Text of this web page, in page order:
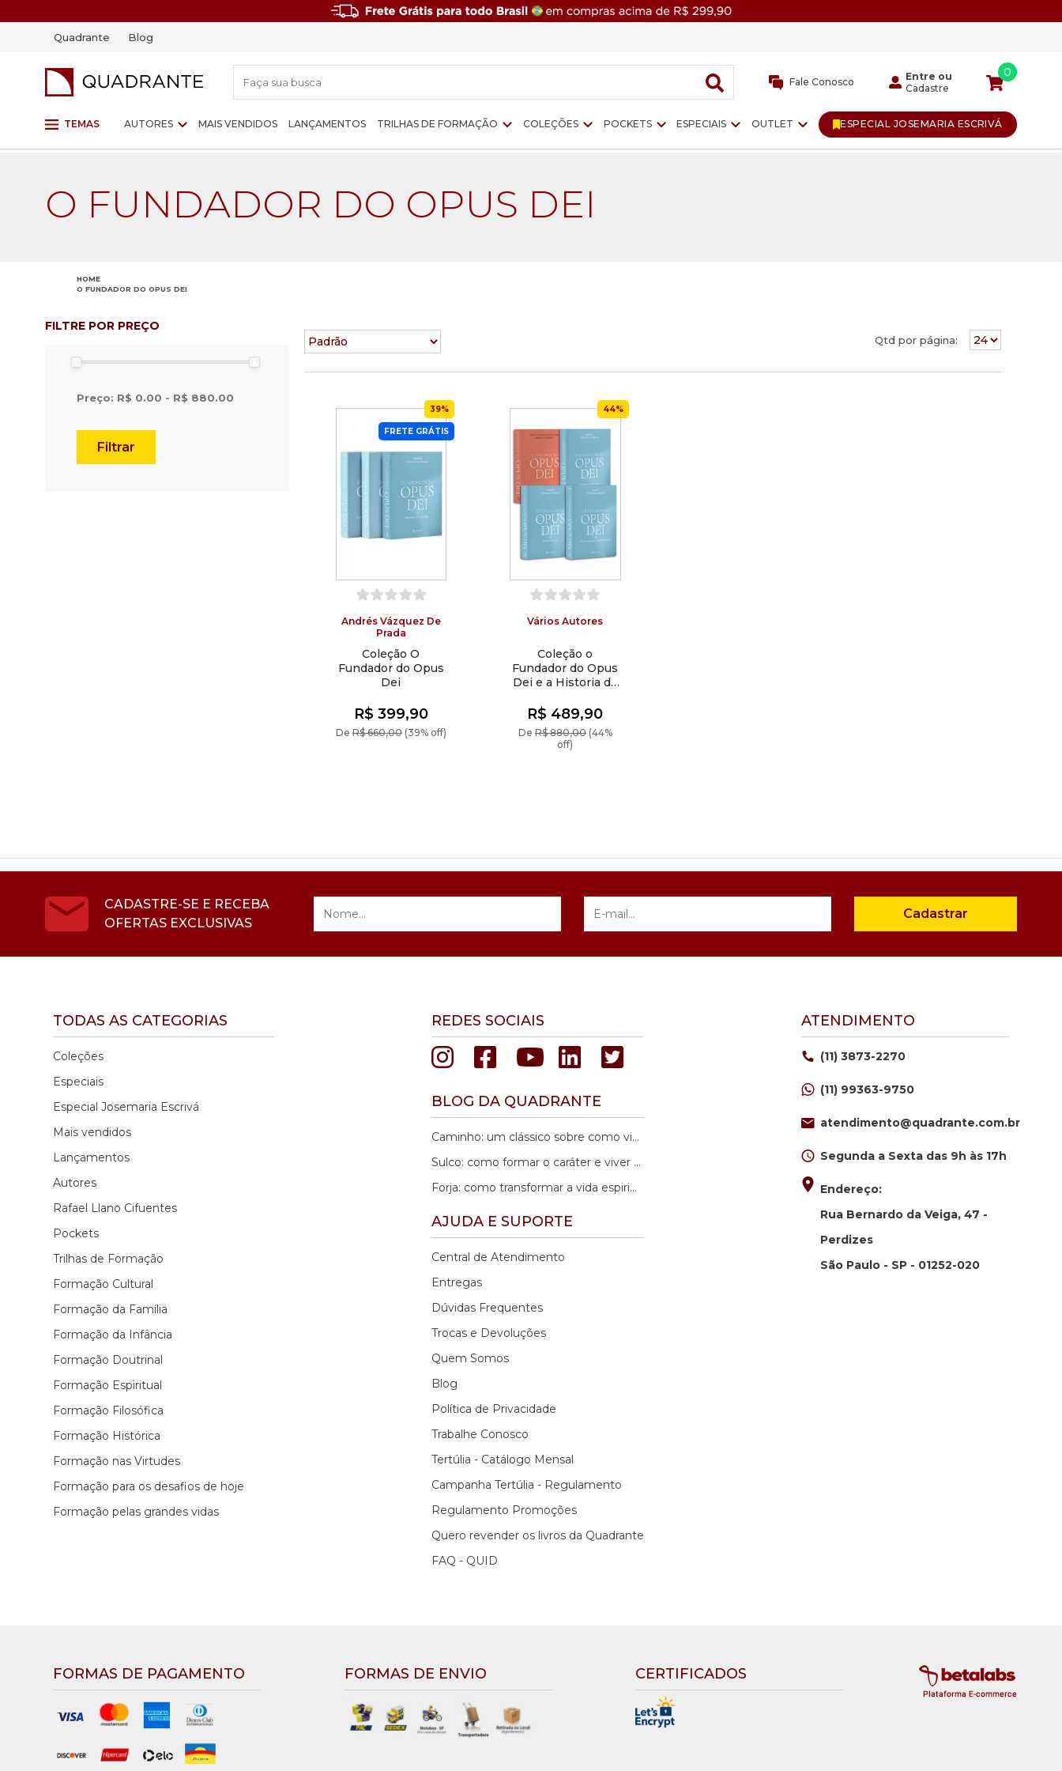
Quadrante Blog
Fale Conosco
Entre ou
Cadastre
0
TEMAS AUTORES MAIS VENDIDOS LANÇAMENTOS TRILHAS DE FORMAÇÃO COLEÇÕES POCKETS ESPECIAIS OUTLET ESPECIAL JOSEMARIA ESCRIVÁ
O FUNDADOR DO OPUS DEI
HOME
O FUNDADOR DO OPUS DEI
FILTRE POR PREÇO
Preço: R$ 0.00 - R$ 880.00
Filtrar
Qtd por página:
39%
FRETE GRÁTIS
Andrés Vázquez De
Prada
Coleção O
Fundador do Opus
Dei
DeR$ 660,00(39% off)
R$ 399,90
44%
Vários Autores
Coleção o
Fundador do Opus
Dei e a Historia do
dura
De R$ 880,00(44%
off)
R$ 489,90
CADASTRE-SE E RECEBA
OFERTAS EXCLUSIVAS
Cadastrar
TODAS AS CATEGORIAS
Coleções
Especiais
Especial Josemaria Escrivá
Mais vendidos
Lançamentos
Autores
Rafael Llano Cifuentes
Pockets
Trilhas de Formação
Formação Cultural
Formação da Família
Formação da Infância
Formação Doutrinal
Formação Espiritual
Formação Filosófica
Formação Histórica
Formação nas Virtudes
Formação para os desafios de hoje
Formação pelas grandes vidas
REDES SOCIAIS
BLOG DA QUADRANTE
Caminho: um clássico sobre como viver a fé no cotidiano
Sulco: como formar o caráter e viver a fé com coerência no cotidiano
Forja: como transformar a vida espiritual e alcançar maturidade interior
AJUDA E SUPORTE
Central de Atendimento
Entregas
Dúvidas Frequentes
Trocas e Devoluções
Quem Somos
Blog
Política de Privacidade
Trabalhe Conosco
Tertúlia - Catálogo Mensal
Campanha Tertúlia - Regulamento
Regulamento Promoções
Quero revender os livros da Quadrante
FAQ - QUID
ATENDIMENTO
(11) 3873-2270
(11) 99363-9750
atendimento@quadrante.com.br
Segunda a Sexta das 9h às 17h
Endereço:
Rua Bernardo da Veiga, 47 -
Perdizes
São Paulo - SP - 01252-020
FORMAS DE PAGAMENTO FORMAS DE ENVIO CERTIFICADOS